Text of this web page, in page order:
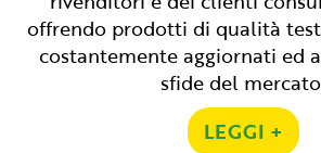
offrendo prodotti di qualità
costantemente aggiornati ed
sfide del
LEGGI +